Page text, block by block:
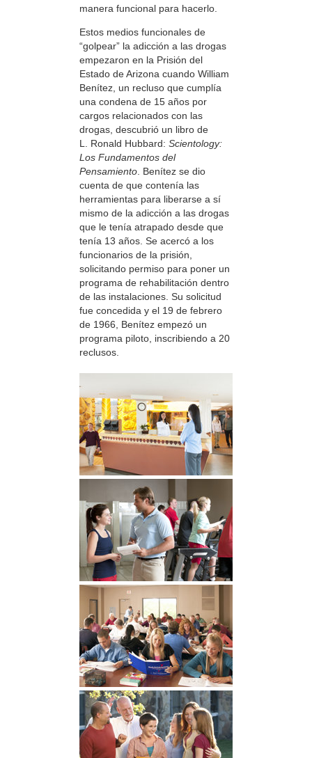
manera funcional para hacerlo.
Estos medios funcionales de
“golpear” la adicción a las drogas
empezaron en la Prisión del
Estado de Arizona cuando William
Benítez, un recluso que cumplía
una condena de 15 años por
cargos relacionados con las
drogas, descubrió un libro de
L. Ronald Hubbard: Scientology:
Los Fundamentos del
Pensamiento. Benítez se dio
cuenta de que contenía las
herramientas para liberarse a sí
mismo de la adicción a las drogas
que le tenía atrapado desde que
tenía 13 años. Se acercó a los
funcionarios de la prisión,
solicitando permiso para poner un
programa de rehabilitación dentro
de las instalaciones. Su solicitud
fue concedida y el 19 de febrero
de 1966, Benítez empezó un
programa piloto, inscribiendo a 20
reclusos.